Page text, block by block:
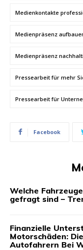
Medienkontakte
Medienpräsenz
Medienpräsenz
Pressearbeit für mehr
Pressearbeit für
Facebook
Welche
gefragt sind –
Finanzielle
Motorschäden:
Autofahrern Bei